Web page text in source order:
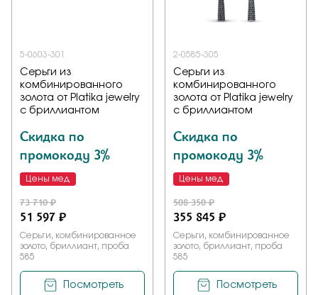
5-0603-301
Серьги из
комбинированного
золота от Platika jewelry
с бриллиантом
Скидка по
промокоду 3%
Цены мед
73 710 ₽
51 597 ₽
Серьги, комбинированное
золото, бриллиант, проба
585
Посмотреть
2-0585-305
Серьги из
комбинированного
золота от Platika jewelry
с бриллиантом
Скидка по
промокоду 3%
Цены мед
508 350 ₽
355 845 ₽
Серьги, комбинированное
золото, бриллиант, проба
585
Посмотреть